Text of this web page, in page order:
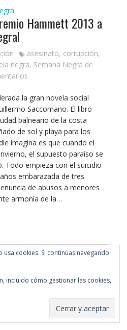
Hammett 2013 a
asesinato, corrupción,
negra, Semana Negra de
la gran novela social
Saccomano. El libro
balneario de la costa
de sol y playa para los
imagina es que cuando el
el supuesto paraíso se
Todo empieza con el suicidio
embarazada de tres
de abusos a menores
armonía de la…
por correo electrónico.
usa cookies. Si continúas navegando
incluido cómo gestionar las cookies,